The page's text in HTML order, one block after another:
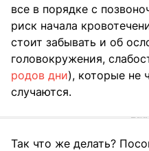
все в порядке с
риск начала
стоит забывать и об
головокружения,
родов дни), которые не
случаются.
Так что же делать?